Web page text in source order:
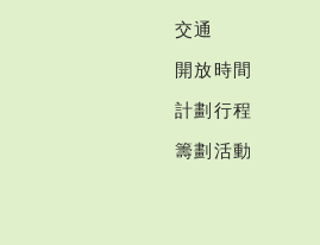
交通
開放時間
計劃行程
籌劃活動